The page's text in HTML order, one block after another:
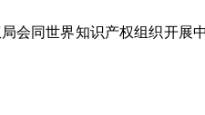
同世界知识产权组织开展